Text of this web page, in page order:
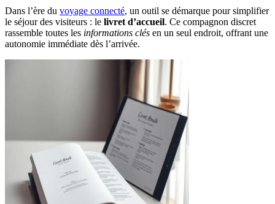
Dans l’ère du voyage connecté, un outil se démarque pour simplifier
le séjour des visiteurs : le livret d’accueil. Ce compagnon discret
rassemble toutes les informations clés en un seul endroit, offrant une
autonomie immédiate dès l’arrivée.